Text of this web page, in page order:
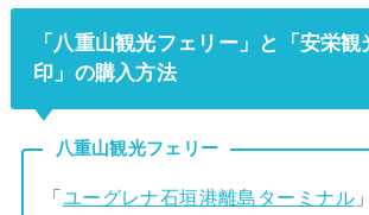
「八重山観光フェリー」と「安栄
印」の購入方法
八重山観光フェリー
「 ユーグレナ石垣港離島ターミナル